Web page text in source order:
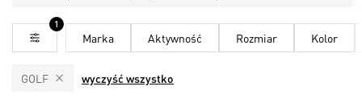
1
Marka Aktywność Rozmiar Kolor
GOLF wyczyść wszystko